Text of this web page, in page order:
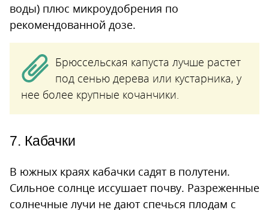
воды) плюс микроудобрения по
рекомендованной дозе.
Брюссельская капуста лучше растет
под сенью дерева или кустарника, у
нее более крупные кочанчики.
7. Кабачки
В южных краях кабачки садят в полутени.
Сильное солнце иссушает почву. Разреженные
солнечные лучи не дают спечься плодам с